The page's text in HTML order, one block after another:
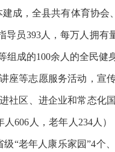
建成，全县共有体育协会
导员393人，每万人拥有
组成的100余人的全民健
座等志愿服务活动 ， 宣
社区、进企业和常态化
人606人，老年人234人
级“老年人康乐家园”4个